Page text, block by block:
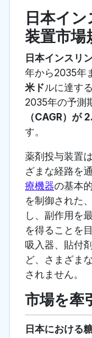
日本イ
装置市場
日本インスリ
年から2035年
米ドルに達す
2035年の予測
（CAGR）が
す。
薬剤投与装置
ざまな経路を
療機器の基本
を制御された
し、副作用を
を得ることを
吸入器、貼付
ど、さまざま
されません。
市場を牽
日本における